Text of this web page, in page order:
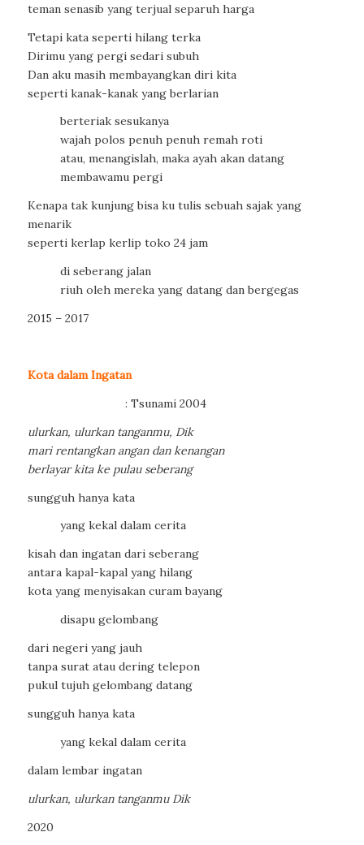
teman senasib yang terjual separuh harga
Tetapi kata seperti hilang terka
Dirimu yang pergi sedari subuh
Dan aku masih membayangkan diri kita
seperti kanak-kanak yang berlarian
berteriak sesukanya
wajah polos penuh penuh remah roti
atau, menangislah, maka ayah akan datang
membawamu pergi
Kenapa tak kunjung bisa ku tulis sebuah sajak yang
menarik
seperti kerlap kerlip toko 24 jam
di seberang jalan
riuh oleh mereka yang datang dan bergegas
2015 – 2017
Kota dalam Ingatan
: Tsunami 2004
ulurkan, ulurkan tanganmu, Dik
mari rentangkan angan dan kenangan
berlayar kita ke pulau seberang
sungguh hanya kata
yang kekal dalam cerita
kisah dan ingatan dari seberang
antara kapal-kapal yang hilang
kota yang menyisakan curam bayang
disapu gelombang
dari negeri yang jauh
tanpa surat atau dering telepon
pukul tujuh gelombang datang
sungguh hanya kata
yang kekal dalam cerita
dalam lembar ingatan
ulurkan, ulurkan tanganmu Dik
2020